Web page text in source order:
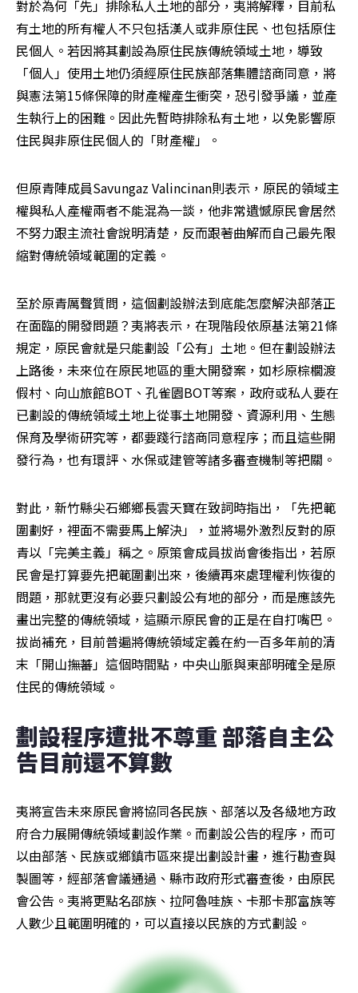
對於為何「先」排除私人土地的部分，夷將解釋，目前私
有土地的所有權人不只包括漢人或非原住民、也包括原住
民個人。若因將其劃設為原住民族傳統領域土地，導致
「個人」使用土地仍須經原住民族部落集體諮商同意，將
與憲法第15條保障的財產權產生衝突，恐引發爭議，並產
生執行上的困難。因此先暫時排除私有土地，以免影響原
住民與非原住民個人的「財產權」。
但原青陣成員Savungaz Valincinan則表示，原民的領域主
權與私人產權兩者不能混為一談，他非常遺憾原民會居然
不努力跟主流社會說明清楚，反而跟著曲解而自己最先限
縮對傳統領域範圍的定義。
至於原青厲聲質問，這個劃設辦法到底能怎麼解決部落正
在面臨的開發問題？夷將表示，在現階段依原基法第21條
規定，原民會就是只能劃設「公有」土地。但在劃設辦法
上路後，未來位在原民地區的重大開發案，如杉原棕櫚渡
假村、向山旅館BOT、孔雀園BOT等案，政府或私人要在
已劃設的傳統領域土地上從事土地開發、資源利用、生態
保育及學術研究等，都要踐行諮商同意程序；而且這些開
發行為，也有環評、水保或建管等諸多審查機制等把關。
對此，新竹縣尖石鄉鄉長雲天寶在致詞時指出，「先把範
圍劃好，裡面不需要馬上解決」，並將場外激烈反對的原
青以「完美主義」稱之。原策會成員拔尚會後指出，若原
民會是打算要先把範圍劃出來，後續再來處理權利恢復的
問題，那就更沒有必要只劃設公有地的部分，而是應該先
畫出完整的傳統領域，這顯示原民會的正是在自打嘴巴。
拔尚補充，目前普遍將傳統領域定義在約一百多年前的清
末「開山撫蕃」這個時間點，中央山脈與東部明確全是原
住民的傳統領域。
劃設程序遭批不尊重 部落自主公
告目前還不算數
夷將宣告未來原民會將協同各民族、部落以及各級地方政
府合力展開傳統領域劃設作業。而劃設公告的程序，而可
以由部落、民族或鄉鎮市區來提出劃設計畫，進行勘查與
製圖等，經部落會議通過、縣市政府形式審查後，由原民
會公告。夷將更點名邵族、拉阿魯哇族、卡那卡那富族等
人數少且範圍明確的，可以直接以民族的方式劃設。